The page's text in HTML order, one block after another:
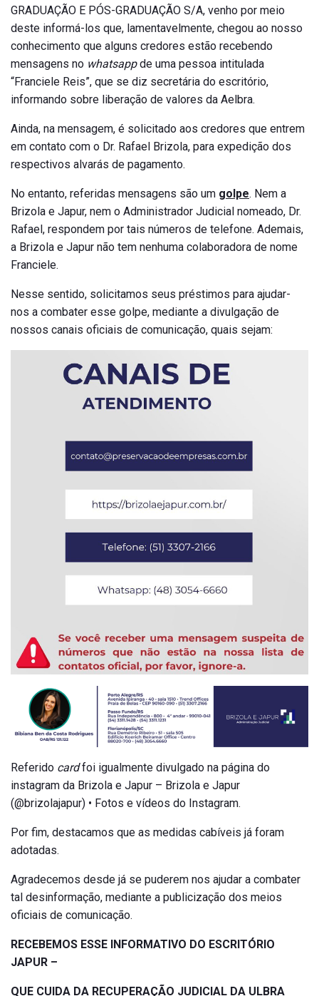
GRADUAÇÃO E PÓS-GRADUAÇÃO S/A, venho por meio
deste informá-los que, lamentavelmente, chegou ao nosso
conhecimento que alguns credores estão recebendo
mensagens no whatsappde uma pessoa intitulada
“Franciele Reis”, que se diz secretária do escritório,
informando sobre liberação de valores da Aelbra.
Ainda, na mensagem, é solicitado aos credores que entrem
em contato com o Dr. Rafael Brizola, para expedição dos
respectivos alvarás de pagamento.
No entanto, referidas mensagens são um golpe. Nem a
Brizola e Japur, nem o Administrador Judicial nomeado, Dr.
Rafael, respondem por tais números de telefone. Ademais,
a Brizola e Japur não tem nenhuma colaboradora de nome
Franciele.
Nesse sentido, solicitamos seus préstimos para ajudar-
nos a combater esse golpe, mediante a divulgação de
nossos canais oficiais de comunicação, quais sejam:
Referido cardfoi igualmente divulgado na página do
instagram da Brizola e Japur – Brizola e Japur
(@brizolajapur) • Fotos e vídeos do Instagram.
Por fim, destacamos que as medidas cabíveis já foram
adotadas.
Agradecemos desde já se puderem nos ajudar a combater
tal desinformação, mediante a publicização dos meios
oficiais de comunicação.
RECEBEMOS ESSE INFORMATIVO DO ESCRITÓRIO
JAPUR –
QUE CUIDA DA RECUPERAÇÃO JUDICIAL DA ULBRA